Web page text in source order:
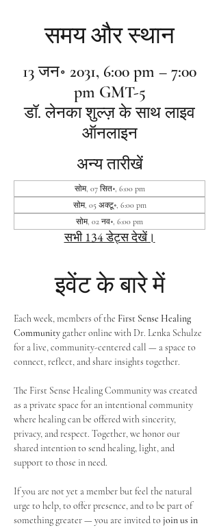
समय और स्थान
13 जन॰ 2031, 6:00 pm – 7:00
pm GMT-5
डॉ. लेनका शुल्ज़ के साथ लाइव
ऑनलाइन
अन्य तारीखें
सोम, 07 सित॰, 6:00 pm
सोम, 05 अक्टू॰, 6:00 pm
सोम, 02 नव॰, 6:00 pm
सभी 134 डेट्स देखें।
इवेंट के बारे में
Each week, members of the First Sense Healing
Community gather online with Dr. Lenka Schulze
for a live, community-centered call — a space to
connect, reflect, and share insights together.
The First Sense Healing Community was created
as a private space for an intentional community
where healing can be offered with sincerity,
privacy, and respect. Together, we honor our
shared intention to send healing, light, and
support to those in need.
If you are not yet a member but feel the natural
urge to help, to offer presence, and to be part of
something greater — you are invited to join us in